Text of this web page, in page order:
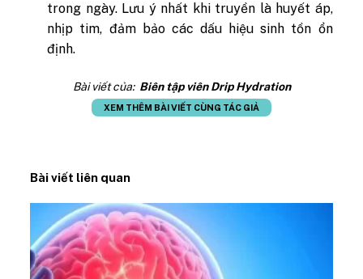
trong ngày. Lưu ý nhất khi truyền là huyết áp,
nhịp tim, đảm bảo các dấu hiệu sinh tồn ổn
định.
Bài viết của: Biên tập viên Drip Hydration
XEM THÊM BÀI VIẾT CÙNG TÁC GIẢ
Bài viết liên quan